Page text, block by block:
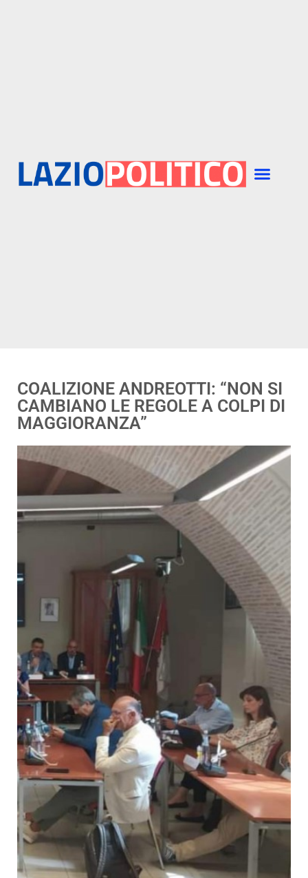
COALIZIONE ANDREOTTI: “NON SI
CAMBIANO LE REGOLE A COLPI DI
MAGGIORANZA”